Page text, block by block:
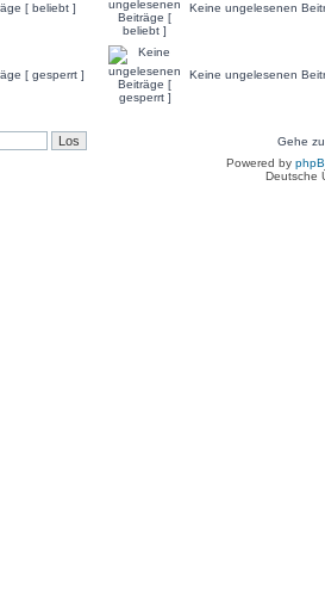
[ beliebt ] Keine ungelesenen
[ gesperrt ] Keine ungelesenen
Gehe
Powered by
Deutsche